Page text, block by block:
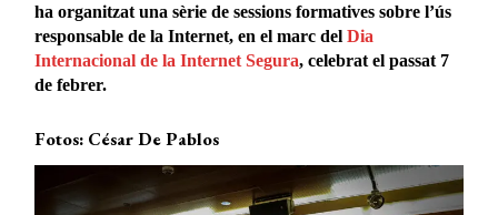
ha organitzat una sèrie de sessions formatives sobre l’ús
responsable de la Internet, en el marc delDia
Internacional de la Internet Segura, celebrat el passat 7
de febrer.
Fotos: César De Pablos